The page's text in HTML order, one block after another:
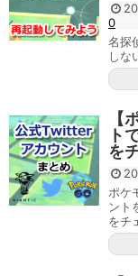
0
名探
しな
【
ト
を
ポケ
ント
をチ